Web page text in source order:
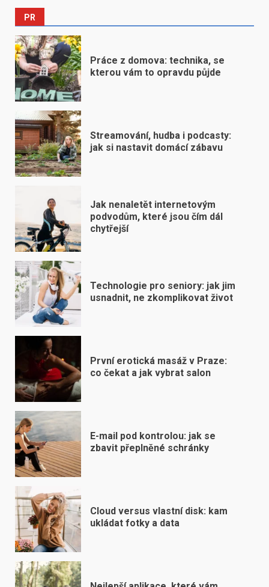
PR
Práce z domova: technika, se
kterou vám to opravdu půjde
Streamování, hudba i podcasty:
jak si nastavit domácí zábavu
Jak nenaletět internetovým
podvodům, které jsou čím dál
chytřejší
Technologie pro seniory: jak jim
usnadnit, ne zkomplikovat život
První erotická masáž v Praze:
co čekat a jak vybrat salon
E-mail pod kontrolou: jak se
zbavit přeplněné schránky
Cloud versus vlastní disk: kam
ukládat fotky a data